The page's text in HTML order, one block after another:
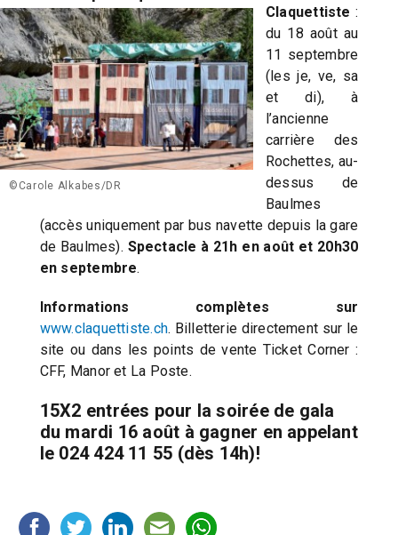
©Carole Alkabes/DR
Claquettiste :
du 18 août au
11 septembre
(les je, ve, sa
et di), à
l’ancienne
carrière des
Rochettes, au-
dessus de
Baulmes
(accès uniquement par bus navette depuis la gare
de Baulmes). Spectacle à 21h en août et 20h30
en septembre.
Informations complètes sur
www.claquettiste.ch. Billetterie directement sur le
site ou dans les points de vente Ticket Corner :
CFF, Manor et La Poste.
15X2 entrées pour la soirée de gala
du mardi 16 août à gagner en appelant
le 024 424 11 55 (dès 14h)!